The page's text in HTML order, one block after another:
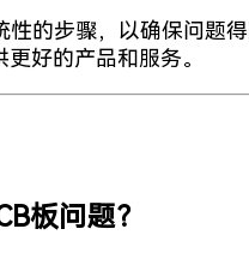
的步骤，以确保问题
好的产品和服务。
板问题？